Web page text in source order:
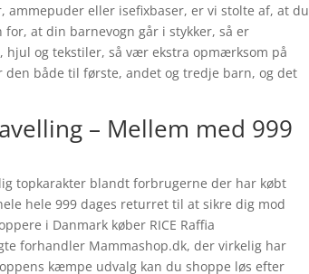
eller isefixbaser, er vi stolte af, at du
at din barnevogn går i stykker, så er
hjul og tekstiler, så vær ekstra opmærksom på
både til første, andet og tredje barn, og det
– Mellem med 999
topkarakter blandt forbrugerne der har købt
hele 999 dages returret til at sikre dig mod
i Danmark køber RICE Raffia
forhandler Mammashop.dk, der virkelig har
kæmpe udvalg kan du shoppe løs efter